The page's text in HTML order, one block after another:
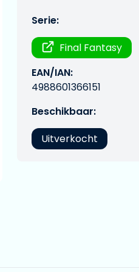
Serie:
Final Fantasy
EAN/IAN:
4988601366151
Beschikbaar:
Uitverkocht